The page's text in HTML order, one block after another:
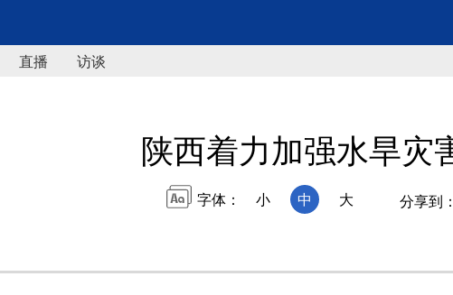
直播
访谈
陕西着力加强水旱灾
字体： 小 中 大 分享到：